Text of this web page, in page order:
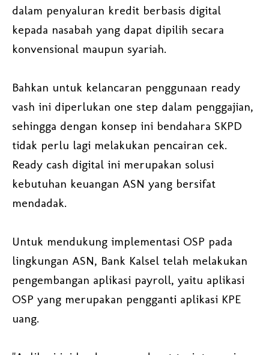
dalam penyaluran kredit berbasis digital
kepada nasabah yang dapat dipilih secara
konvensional maupun syariah.
Bahkan untuk kelancaran penggunaan ready
vash ini diperlukan one step dalam penggajian,
sehingga dengan konsep ini bendahara SKPD
tidak perlu lagi melakukan pencairan cek.
Ready cash digital ini merupakan solusi
kebutuhan keuangan ASN yang bersifat
mendadak.
Untuk mendukung implementasi OSP pada
lingkungan ASN, Bank Kalsel telah melakukan
pengembangan aplikasi payroll, yaitu aplikasi
OSP yang merupakan pengganti aplikasi KPE
uang.